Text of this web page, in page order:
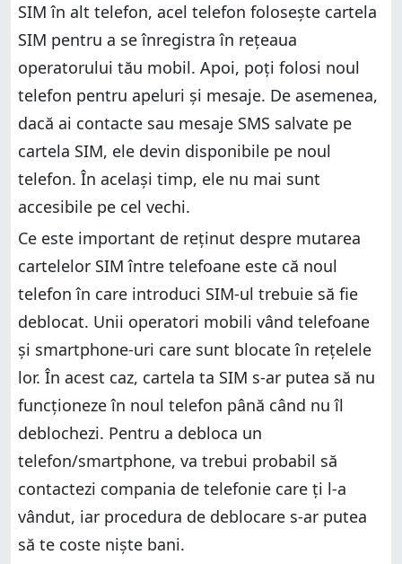
SIM în alt telefon, acel telefon folosește cartela
SIM pentru a se înregistra în rețeaua
operatorului tău mobil. Apoi, poți folosi noul
telefon pentru apeluri și mesaje. De asemenea,
dacă ai contacte sau mesaje SMS salvate pe
cartela SIM, ele devin disponibile pe noul
telefon. În același timp, ele nu mai sunt
accesibile pe cel vechi.
Ce este important de reținut despre mutarea
cartelelor SIM între telefoane este că noul
telefon în care introduci SIM-ul trebuie să fie
deblocat. Unii operatori mobili vând telefoane
și smartphone-uri care sunt blocate în rețelele
lor. În acest caz, cartela ta SIM s-ar putea să nu
funcționeze în noul telefon până când nu îl
deblochezi. Pentru a debloca un
telefon/smartphone, va trebui probabil să
contactezi compania de telefonie care ți l-a
vândut, iar procedura de deblocare s-ar putea
să te coste niște bani.